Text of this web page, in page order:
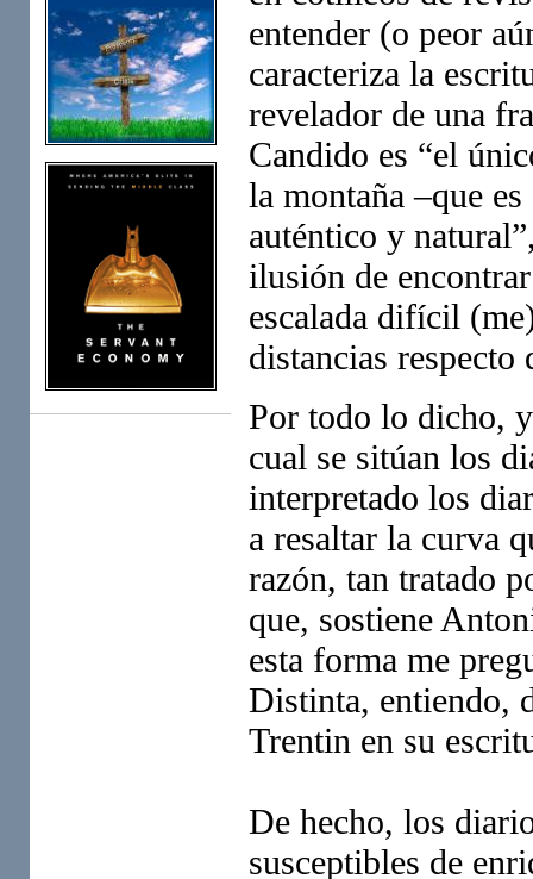
entender (o peor
caracteriza la
revelador de una
Candido es “el
la montaña –que
auténtico y
ilusión de
escalada difícil
distancias
Por todo lo dicho,
cual se sitúan los
interpretado los
a resaltar la curva
razón, tan tratado
que, sostiene
esta forma me
Distinta, entiendo,
Trentin en su
De hecho, los
susceptibles de